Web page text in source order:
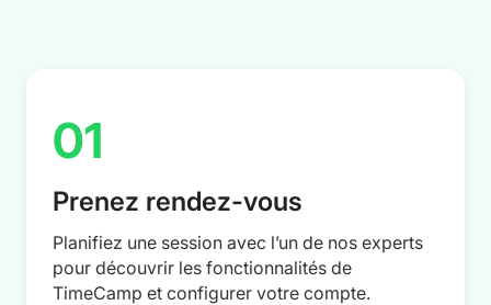
01
Prenez rendez-vous
Planifiez une session avec l’un de nos experts
pour découvrir les fonctionnalités de
TimeCamp et configurer votre compte.